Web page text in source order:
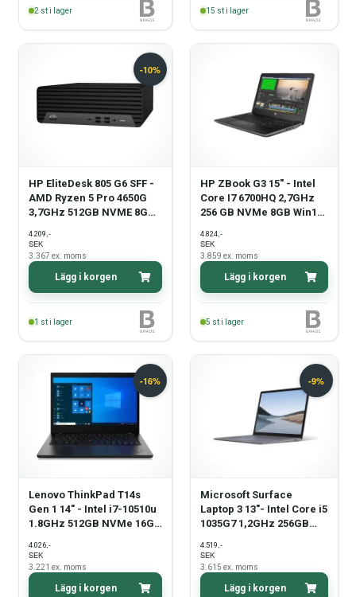
2 st i lager 15 st i lager
HP EliteDesk 805 G6 SFF -
AMD Ryzen 5 Pro 4650G
3,7GHz 512GB NVME 8GB
4.209,-
SEK
3.367 ex. moms
Lägg i korgen
1 st i lager
HP ZBook G3 15" - Intel
Core I7 6700HQ 2,7GHz
256 GB NVMe 8GB Win10
4.824,-
SEK
3.859 ex. moms
Lägg i korgen
5 st i lager
Lenovo ThinkPad T14s
Gen 1 14" - Intel i7-10510u
1.8GHz 512GB NVMe 16GB
4.026,-
SEK
3.221 ex. moms
Lägg i korgen
Microsoft Surface
Laptop 3 13"- Intel Core i5
1035G7 1,2GHz 256GB
Grade B
4.519,-
SEK
3.615 ex. moms
Lägg i korgen